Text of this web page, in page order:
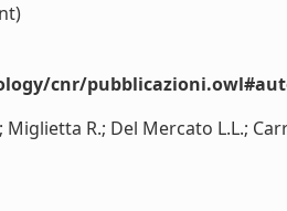
cnr/
Miglietta R.; Del Mercato L.L.;